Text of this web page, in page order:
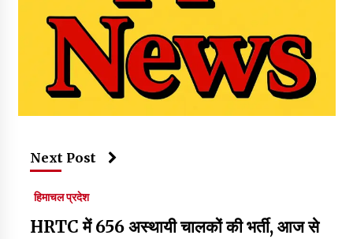
Next Post
हिमाचल प्रदेश
HRTC में 656 अस्थायी चालकों की भर्ती, आज से